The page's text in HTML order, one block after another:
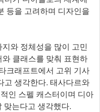
등을 고려하며 디자인을
와 정체성을 많이 고민
클래스를 맞춰 표현하
크래프트에서 고위 기사
고 생각한다. 태사다르와
인 스펠 캐스터이며 디아
맞는다고 생각했다.